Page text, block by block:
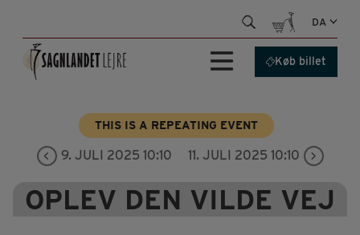
indhold
DA
Køb billet
THIS IS A REPEATING EVENT
9. JULI 2025 10:10 11. JULI 2025 10:10
OPLEV DEN VILDE VEJ